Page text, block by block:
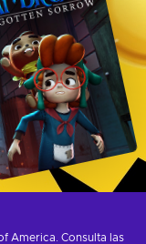
America. Consulta las